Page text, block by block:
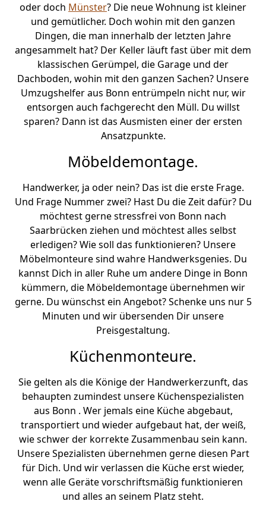
oder doch Münster? Die neue Wohnung ist kleiner
und gemütlicher. Doch wohin mit den ganzen
Dingen, die man innerhalb der letzten Jahre
angesammelt hat? Der Keller läuft fast über mit dem
klassischen Gerümpel, die Garage und der
Dachboden, wohin mit den ganzen Sachen? Unsere
Umzugshelfer aus Bonn entrümpeln nicht nur, wir
entsorgen auch fachgerecht den Müll. Du willst
sparen? Dann ist das Ausmisten einer der ersten
Ansatzpunkte.
Möbeldemontage.
Handwerker, ja oder nein? Das ist die erste Frage.
Und Frage Nummer zwei? Hast Du die Zeit dafür? Du
möchtest gerne stressfrei von Bonn nach
Saarbrücken ziehen und möchtest alles selbst
erledigen? Wie soll das funktionieren? Unsere
Möbelmonteure sind wahre Handwerksgenies. Du
kannst Dich in aller Ruhe um andere Dinge in Bonn
kümmern, die Möbeldemontage übernehmen wir
gerne. Du wünschst ein Angebot? Schenke uns nur 5
Minuten und wir übersenden Dir unsere
Preisgestaltung.
Küchenmonteure.
Sie gelten als die Könige der Handwerkerzunft, das
behaupten zumindest unsere Küchenspezialisten
aus Bonn . Wer jemals eine Küche abgebaut,
transportiert und wieder aufgebaut hat, der weiß,
wie schwer der korrekte Zusammenbau sein kann.
Unsere Spezialisten übernehmen gerne diesen Part
für Dich. Und wir verlassen die Küche erst wieder,
wenn alle Geräte vorschriftsmäßig funktionieren
und alles an seinem Platz steht.